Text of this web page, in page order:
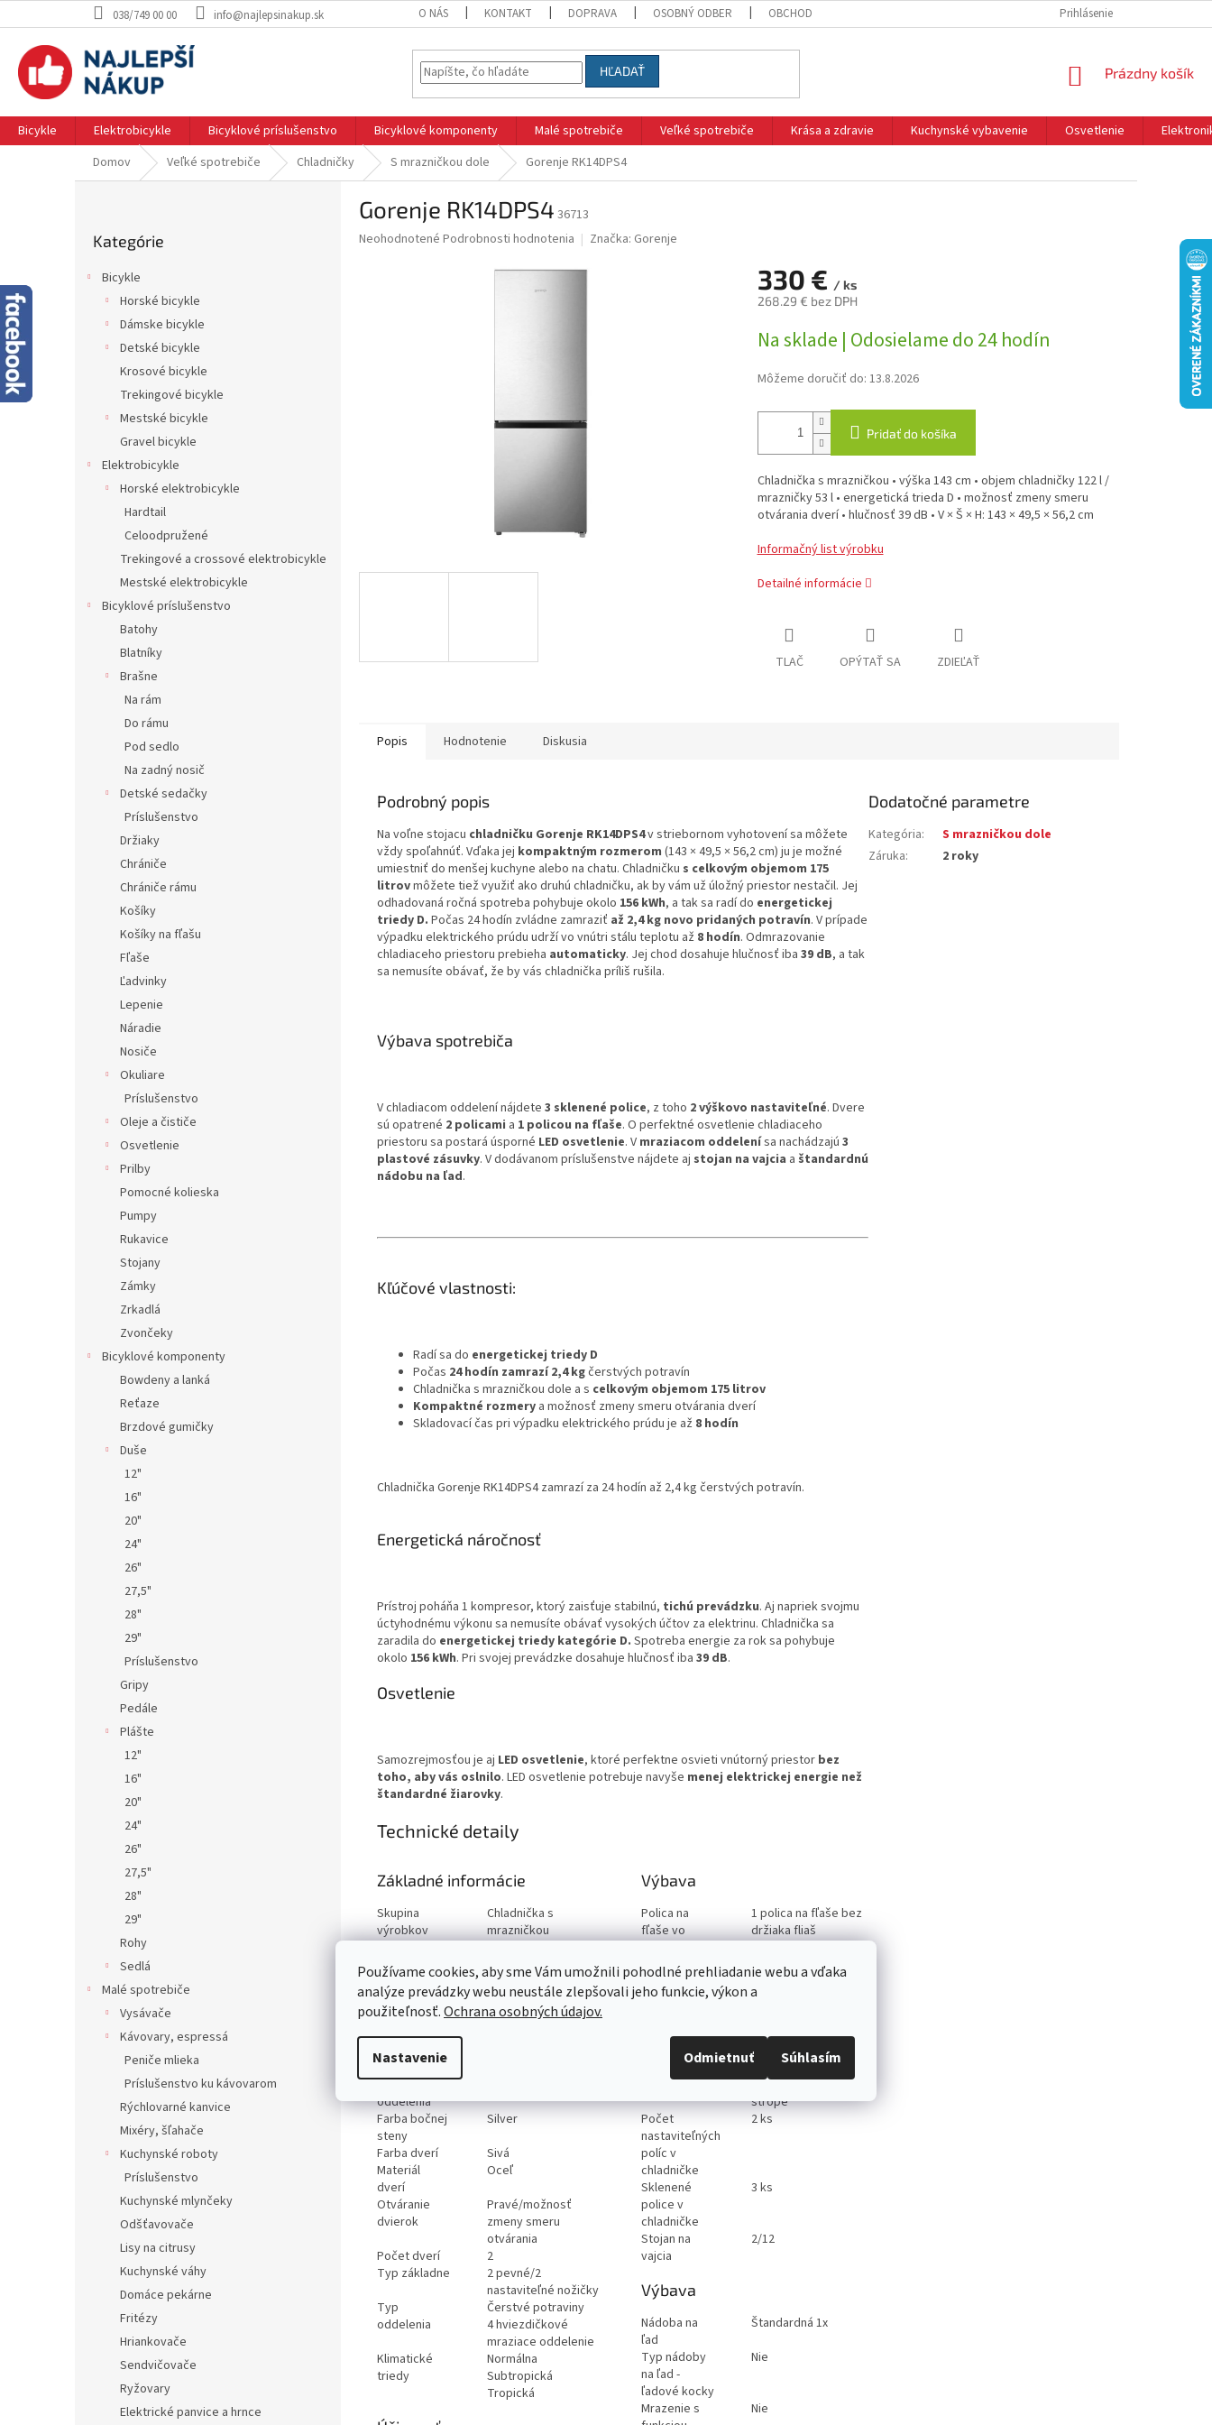
Používame cookies, aby sme Vám umožnili pohodlné prehliadanie webu a vďaka
analýze prevádzky webu neustále zlepšovali jeho funkcie, výkon a
použiteľnosť.Ochrana osobných údajov.
Nastavenie Odmietnuť Súhlasím
na
038/749 00 00 info@najlepsinakup.sk O NÁS KONTAKT DOPRAVA OSOBNÝ ODBER OBCHODNÉ PODMIENKY OCHRANA OSOBNÝCH ÚDAJOV REKLAMÁCIE
Prihlásenie
HĽADAŤ
NÁKUPNÝ
Prázdny košík
Bicykle Elektrobicykle Bicyklové príslušenstvo Bicyklové komponenty Malé spotrebiče Veľké spotrebiče Krása a zdravie Kuchynské vybavenie Osvetlenie
Domov
Veľké spotrebiče Chladničky S mrazničkou dole Gorenje RK14DPS4
kategórie
Kategórie
Bicykle
Horské bicykle
Dámske bicykle
Detské bicykle
Krosové bicykle
Trekingové bicykle
Mestské bicykle
Gravel bicykle
Elektrobicykle
Horské elektrobicykle
Hardtail
Celoodpružené
Trekingové a crossové elektrobicykle
Mestské elektrobicykle
Bicyklové príslušenstvo
Batohy
Blatníky
Brašne
Na rám
Do rámu
Pod sedlo
Na zadný nosič
Detské sedačky
Príslušenstvo
Držiaky
Chrániče
Chrániče rámu
Košíky
Košíky na fľašu
Fľaše
Ľadvinky
Lepenie
Náradie
Nosiče
Okuliare
Príslušenstvo
Oleje a čističe
Osvetlenie
Prilby
Pomocné kolieska
Pumpy
Rukavice
Stojany
Zámky
Zrkadlá
Zvončeky
Bicyklové komponenty
Bowdeny a lanká
Reťaze
Brzdové gumičky
Duše
12"
16"
20"
24"
26"
27,5"
28"
29"
Príslušenstvo
Gripy
Pedále
Plášte
12"
16"
20"
24"
26"
27,5"
28"
29"
Rohy
Sedlá
Malé spotrebiče
Vysávače
Kávovary, espressá
Peniče mlieka
Príslušenstvo ku kávovarom
Rýchlovarné kanvice
Mixéry, šľahače
Kuchynské roboty
Príslušenstvo
Kuchynské mlynčeky
Odšťavovače
Lisy na citrusy
Kuchynské váhy
Domáce pekárne
Fritézy
Hriankovače
Sendvičovače
Ryžovary
Elektrické panvice a hrnce
Gorenje RK14DPS4 36713
Priemerné
Neohodnotené Podrobnosti hodnotenia Značka: Gorenje
330 € / ks
268.29 € bez DPH
cena:
Na sklade | Odosielame do 24 hodín
Môžeme doručiť do: 13.8.2026
Pridať do košíka
Chladnička s mrazničkou • výška 143 cm • objem chladničky 122 l /
mrazničky 53 l • energetická trieda D • možnosť zmeny smeru
otvárania dverí • hlučnosť 39 dB • V × Š × H: 143 × 49,5 × 56,2 cm
Informačný list výrobku
Detailné informácie
TLAČ OPÝTAŤ SA ZDIEĽAŤ
Popis Hodnotenie Diskusia
Podrobný popis
Na voľne stojacu chladničku Gorenje RK14DPS4v striebornom vyhotovení sa môžete
vždy spoľahnúť. Vďaka jej kompaktným rozmerom (143 × 49,5 × 56,2 cm) ju je možné
umiestniť do menšej kuchyne alebo na chatu. Chladničku s celkovým objemom 175
litrovmôžete tiež využiť ako druhú chladničku, ak by vám už úložný priestor nestačil. Jej
odhadovaná ročná spotreba pohybuje okolo 156 kWh, a tak sa radí do energetickej
triedy D. Počas 24 hodín zvládne zamraziť až 2,4 kg novo pridaných potravín. V prípade
výpadku elektrického prúdu udrží vo vnútri stálu teplotu až 8 hodín. Odmrazovanie
chladiaceho priestoru prebieha automaticky. Jej chod dosahuje hlučnosť iba 39 dB, a tak
sa nemusíte obávať, že by vás chladnička príliš rušila.
Výbava spotrebiča
V chladiacom oddelení nájdete 3 sklenené police, z toho 2 výškovo nastaviteľné. Dvere
sú opatrené 2 policami a 1 policou na fľaše. O perfektné osvetlenie chladiaceho
priestoru sa postará úsporné LED osvetlenie. V mraziacom oddelenísa nachádzajú 3
plastové zásuvky. V dodávanom príslušenstve nájdete aj stojan na vajcia a štandardnú
nádobu na ľad.
Kľúčové vlastnosti:
Radí sa do energetickej triedy D
Počas 24 hodín zamrazí 2,4 kgčerstvých potravín
Chladnička s mrazničkou dole a s celkovým objemom 175 litrov
Kompaktné rozmery a možnosť zmeny smeru otvárania dverí
Skladovací čas pri výpadku elektrického prúdu je až 8 hodín
Chladnička Gorenje RK14DPS4 zamrazí za 24 hodín až 2,4 kg čerstvých potravín.
Energetická náročnosť
Prístroj poháňa 1 kompresor, ktorý zaisťuje stabilnú, tichú prevádzku. Aj napriek svojmu
úctyhodnému výkonu sa nemusíte obávať vysokých účtov za elektrinu. Chladnička sa
zaradila do energetickej triedy kategórie D. Spotreba energie za rok sa pohybuje
okolo 156 kWh. Pri svojej prevádzke dosahuje hlučnosť iba 39 dB.
Osvetlenie
Samozrejmosťou je aj LED osvetlenie, ktoré perfektne osvieti vnútorný priestor bez
toho, aby vás oslnilo. LED osvetlenie potrebuje navyše menej elektrickej energie než
štandardné žiarovky.
Technické detaily
Základné informácie
Skupina
výrobkov
Chladnička s
mrazničkou
typ
Trieda
energetickej
účinnosti
D
Trieda emisií
hluku
Umiestnenie
mraziaceho
oddelenia
Farba bočnej
steny
Silver
Farba dverí
Sivá
Materiál
dverí
Oceľ
Otváranie
dvierok
Pravé/možnosť
zmeny smeru
otvárania
Počet dverí
2
Typ základne
2 pevné/2
nastaviteľné nožičky
Typ
oddelenia
Čerstvé potraviny
4 hviezdičkové
mraziace oddelenie
Klimatické
triedy
Normálna
Subtropická
Tropická
Výbava
Polica na
fľaše vo
chladničky
1 polica na fľaše bez
držiaka fliaš
Police vo
dverách
2 police vo dverách
Vnútorný
chladiaci
ventilátor
Nie
Osvetlenie
LED osvetlenie na
strope
Počet
nastaviteľných
políc v
chladničke
2 ks
Sklenené
police v
chladničke
3 ks
Stojan na
vajcia
2/12
Výbava
Nádoba na
ľad
Štandardná 1x
Typ nádoby
na ľad -
ľadové kocky
Nie
Mrazenie s
Nie
Dodatočné parametre
Kategória:
S mrazničkou dole
Záruka: 2 roky